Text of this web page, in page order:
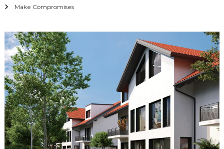
Make Compromises